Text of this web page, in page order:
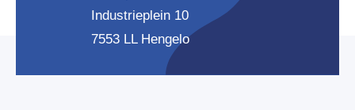
Industrieplein 10
7553 LL Hengelo